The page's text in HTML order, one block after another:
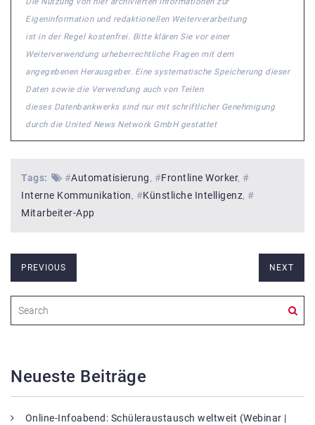
Eigeninformation und redaktionellen Weiterverarbeitung
ist in der Regel kostenfrei. Bitte klären Sie vor einer
Weiterverwendung urheberrechtliche Fragen mit dem
angegebenen Herausgeber. Eine systematische Speicherung dieser
Daten sowie die Verwendung auch von Teilen
dieses Datenbankwerks sind nur mit schriftlicher Genehmigung
durch die United News Network GmbH gestattet
Tags: #Automatisierung #Frontline Worker #
Interne Kommunikation
#Künstliche Intelligenz #
Mitarbeiter-App
PREVIOUS NEXT
Neueste Beiträge
Online-Infoabend: Schüleraustausch weltweit (Webinar |